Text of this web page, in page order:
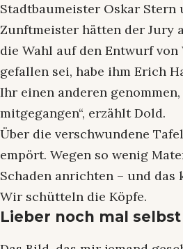
Stadtbaumeister Oskar Stern
Zunftmeister hätten der Jury
die Wahl auf den Entwurf
gefallen sei, habe ihm Erich
Ihr einen anderen
mitgegangen“, erzählt Dold.
Über die verschwundene
empört. Wegen so wenig
Schaden anrichten – und das
Wir schütteln die Köpfe.
Lieber noch mal